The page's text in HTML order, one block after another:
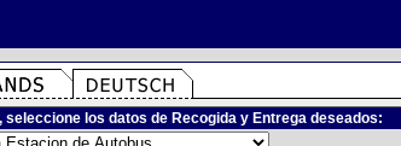
seleccione los datos de Recogida y Entrega deseados: